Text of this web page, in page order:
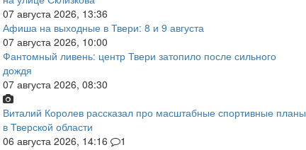
07 августа 2026, 13:36
Афиша на выходные в Твери: 8 и 9 августа
07 августа 2026, 10:00
Фантомный ливень: центр Твери затопило после сильного
дождя
07 августа 2026, 08:30
Виталий Королев рассказал про масштабные спортивные планы
в Тверской области
06 августа 2026, 14:16
1